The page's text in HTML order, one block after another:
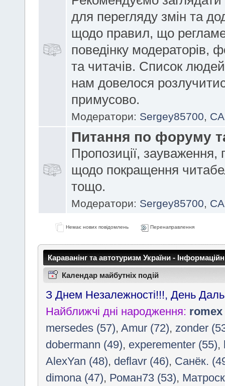
для перегляду змін та
щодо правил, що
поведінку модераторів,
та читачів. Список
нам довелося
примусово.
Модератори: Sergey85700,
Питання по форуму
Пропозиції, зауваження,
щодо покращення
тощо.
Модератори: Sergey85700,
Немає нових повідомлень Перенаправлення
Караванінг та автотуризм України -
Календар майбутніх подій
З Днем Незалежності!!!, День
Найближчі дні народження: romex
mersedes (57),Amur (72), zonder
dobermann (49), experementer (55),
AlexYan (48), deflavr (46), Санёк.
dimona (47), Роман73 (53),